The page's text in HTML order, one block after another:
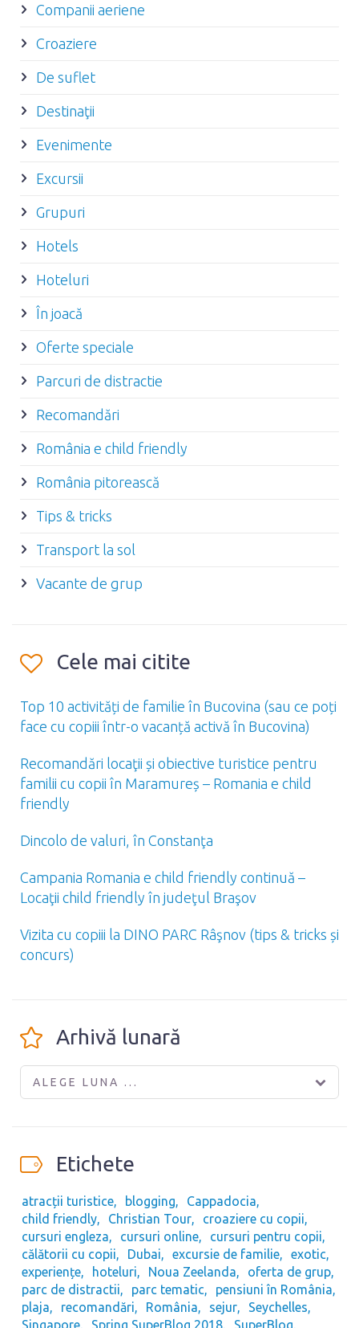
Companii aeriene
Croaziere
De suflet
Destinaţii
Evenimente
Excursii
Grupuri
Hotels
Hoteluri
În joacă
Oferte speciale
Parcuri de distractie
Recomandări
România e child friendly
România pitorească
Tips & tricks
Transport la sol
Vacante de grup
Cele mai citite
Top 10 activități de familie în Bucovina (sau ce poți
face cu copiii într-o vacanță activă în Bucovina)
Recomandări locaţii și obiective turistice pentru
familii cu copii în Maramureș – Romania e child
friendly
Dincolo de valuri, în Constanţa
Campania Romania e child friendly continuă –
Locaţii child friendly în judeţul Braşov
Vizita cu copiii la DINO PARC Râşnov (tips & tricks și
concurs)
Arhivă lunară
ALEGE LUNA ...
Etichete
atracții turistice blogging
Cappadocia
child friendly
Christian Tour
croaziere cu copii
cursuri engleza
cursuri online
cursuri pentru copii
călătorii cu copii
Dubai excursie de familie
exotic
experiențe
hoteluri Noua Zeelanda
oferta de grup
parc de distractii
parc tematic
pensiuni în România
plaja
recomandări România sejur
Seychelles
Singapore
Spring SuperBlog 2018
SuperBlog